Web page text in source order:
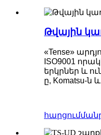
Թվային
«Tense»
ISO9001
երկրներ և
ը, Komatsu-ն
հարցում